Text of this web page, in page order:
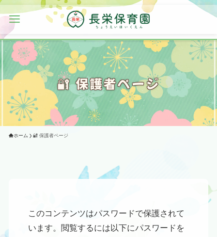
🔐 保護者ページ
ホーム 🔐 保護者ページ
このコンテンツはパスワードで保護されて
います。閲覧するには以下にパスワードを